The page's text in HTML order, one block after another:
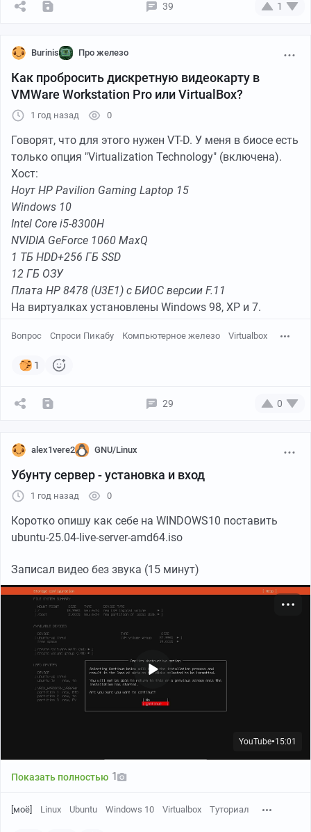
39 1
Burinis Про железо
Как пробросить дискретную видеокарту в
VMWare Workstation Pro или VirtualBox?
1 год назад 0
Говорят, что для этого нужен VT-D. У меня в биосе есть
только опция "Virtualization Technology" (включена).
Хост:
Ноут HP Pavilion Gaming Laptop 15
Windows 10
Intel Core i5-8300H
NVIDIA GeForce 1060 MaxQ
1 ТБ HDD+256 ГБ SSD
12 ГБ ОЗУ
Плата HP 8478 (U3E1) с БИОС версии F.11
На виртуалках установлены Windows 98, XP и 7.
Вопрос Спроси Пикабу Компьютерное железо Virtualbox
1
29 0
alex1vere2 GNU/Linux
Убунту сервер - установка и вход
1 год назад 0
Коротко опишу как себе на WINDOWS10 поставить
ubuntu-25.04-live-server-amd64.iso
Записал видео без звука (15 минут)
YouTube● 15:01
Показать полностью 1
[моё] Linux Ubuntu Windows 10 Virtualbox Туториал